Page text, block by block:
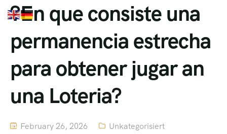
?En que consiste una
permanencia estrecha
para obtener jugar an
una Loteria?
February 26, 2026
Unkategorisiert